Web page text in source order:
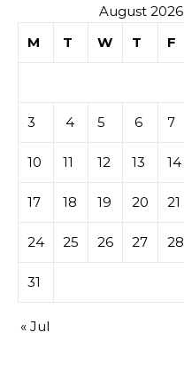
August 2026
M
T W T F
3 4 5 6 7
10 11 12 13 14
17 18 19 20 21
24 25 26 27 28
31
« Jul